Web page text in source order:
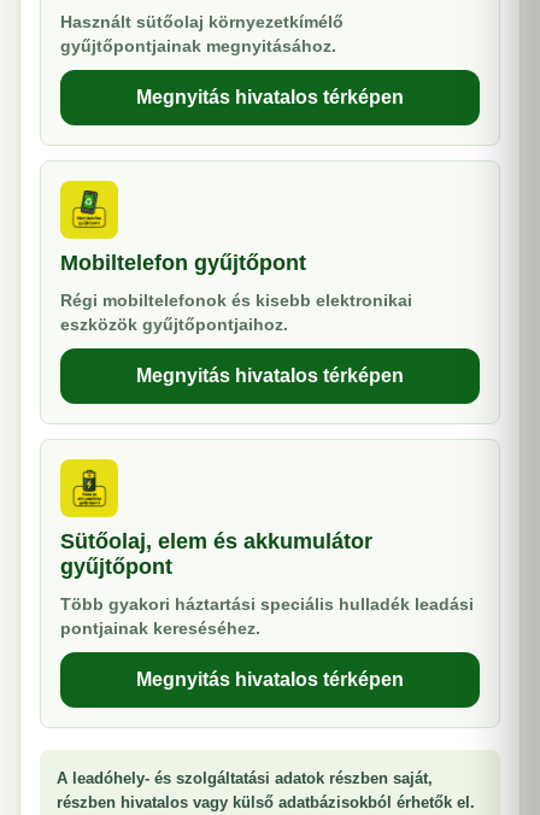
Használt sütőolaj környezetkímélő
gyűjtőpontjainak megnyitásához.
Megnyitás hivatalos térképen
Mobiltelefon gyűjtőpont
Régi mobiltelefonok és kisebb elektronikai
eszközök gyűjtőpontjaihoz.
Megnyitás hivatalos térképen
Sütőolaj, elem és akkumulátor
gyűjtőpont
Több gyakori háztartási speciális hulladék leadási
pontjainak kereséséhez.
Megnyitás hivatalos térképen
A leadóhely- és szolgáltatási adatok részben saját,
részben hivatalos vagy külső adatbázisokból érhetők el.